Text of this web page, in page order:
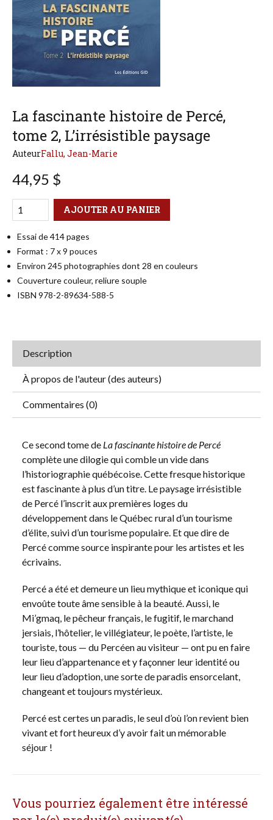
La fascinante histoire de Percé,
tome 2, L’irrésistible paysage
AuteurFallu, Jean-Marie
44,95 $
Qté
Format AJOUTER AU PANIER
Essai de 414 pages
Format : 7 x 9 pouces
Environ 245 photographies dont 28 en couleurs
Couverture couleur, reliure souple
ISBN 978-2-89634-588-5
Description
À propos de l'auteur (des auteurs)
Commentaires (0)
Ce second tome de La fascinante histoire de Percé
complète une dilogie qui comble un vide dans
l’historiographie québécoise. Cette fresque historique
est fascinante à plus d’un titre. Le paysage irrésistible
de Percé l’inscrit aux premières loges du
développement dans le Québec rural d’un tourisme
d’élite, suivi d’un tourisme populaire. Et que dire de
Percé comme source inspirante pour les artistes et les
écrivains.
Percé a été et demeure un lieu mythique et iconique qui
envoûte toute âme sensible à la beauté. Aussi, le
Mi’gmaq, le pêcheur français, le fugitif, le marchand
jersiais, l’hôtelier, le villégiateur, le poète, l’artiste, le
touriste, tous — du Percéen au visiteur — ont pu en faire
leur lieu d’appartenance et y façonner leur identité ou
leur lieu d’adoption, une sorte de paradis ensorcelant,
changeant et toujours mystérieux.
Percé est certes un paradis, le seul d’où l’on revient bien
vivant et fort heureux d’y avoir fait un mémorable
séjour !
Vous pourriez également être intéressé